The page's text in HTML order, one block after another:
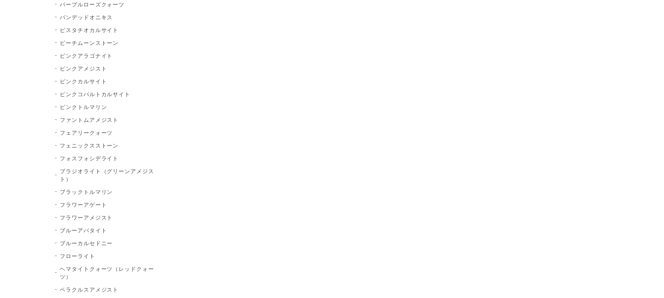
パープルローズクォーツ
バンデッドオニキス
ピスタチオカルサイト
ピーチムーンストーン
ピンクアラゴナイト
ピンクアメジスト
ピンクカルサイト
ピンクコバルトカルサイト
ピンクトルマリン
ファントムアメジスト
フェアリークォーツ
フェニックスストーン
フォスフォシデライト
プラジオライト（グリーンアメジス
ト）
ブラックトルマリン
フラワーアゲート
フラワーアメジスト
ブルーアパタイト
ブルーカルセドニー
フローライト
ヘマタイトクォーツ（レッドクォー
ツ）
ベラクルスアメジスト